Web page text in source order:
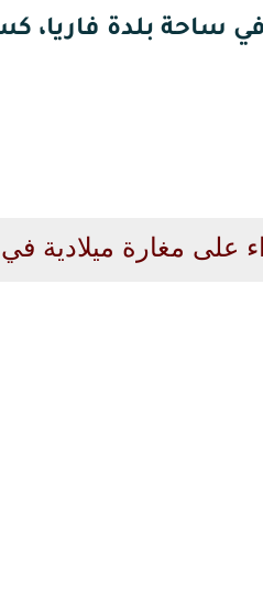
ساحة بلدة فاريا،
على مغارة ميلادية في